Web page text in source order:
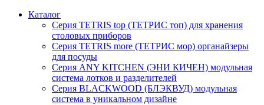
Каталог
Серия TETRIS top (ТЕТРИС топ) для хранения
столовых приборов
Серия TETRIS more (ТЕТРИС мор) органайзеры
для посуды
Серия ANY KITCHEN (ЭНИ КИЧЕН) модульная
система лотков и разделителей
Серия BLACKWOOD (БЛЭКВУД) модульная
система в уникальном дизайне